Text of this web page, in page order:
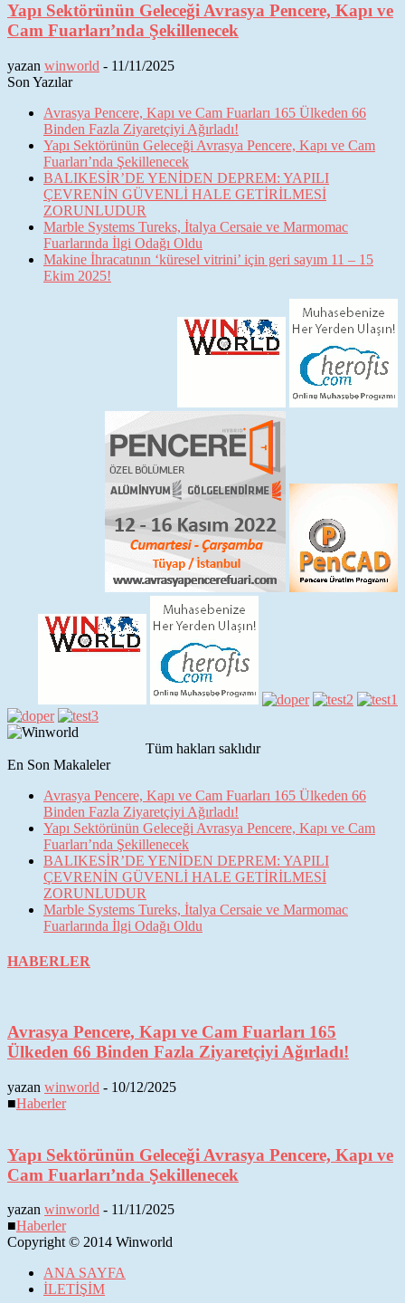
Yapı Sektörünün Geleceği Avrasya Pencere, Kapı ve
Cam Fuarları’nda Şekillenecek
yazan winworld - 11/11/2025
Son Yazılar
Avrasya Pencere, Kapı ve Cam Fuarları 165 Ülkeden 66
Binden Fazla Ziyaretçiyi Ağırladı!
Yapı Sektörünün Geleceği Avrasya Pencere, Kapı ve Cam
Fuarları’nda Şekillenecek
BALIKESİR’DE YENİDEN DEPREM: YAPILI
ÇEVRENİN GÜVENLİ HALE GETİRİLMESİ
ZORUNLUDUR
Marble Systems Tureks, İtalya Cersaie ve Marmomac
Fuarlarında İlgi Odağı Oldu
Makine İhracatının ‘küresel vitrini’ için geri sayım 11 – 15
Ekim 2025!
Tüm hakları saklıdır
En Son Makaleler
Avrasya Pencere, Kapı ve Cam Fuarları 165 Ülkeden 66
Binden Fazla Ziyaretçiyi Ağırladı!
Yapı Sektörünün Geleceği Avrasya Pencere, Kapı ve Cam
Fuarları’nda Şekillenecek
BALIKESİR’DE YENİDEN DEPREM: YAPILI
ÇEVRENİN GÜVENLİ HALE GETİRİLMESİ
ZORUNLUDUR
Marble Systems Tureks, İtalya Cersaie ve Marmomac
Fuarlarında İlgi Odağı Oldu
HABERLER
Avrasya Pencere, Kapı ve Cam Fuarları 165
Ülkeden 66 Binden Fazla Ziyaretçiyi Ağırladı!
yazan winworld - 10/12/2025
■Haberler
Yapı Sektörünün Geleceği Avrasya Pencere, Kapı ve
Cam Fuarları’nda Şekillenecek
yazan winworld - 11/11/2025
■Haberler
Copyright © 2014 Winworld
ANA SAYFA
İLETİŞİM